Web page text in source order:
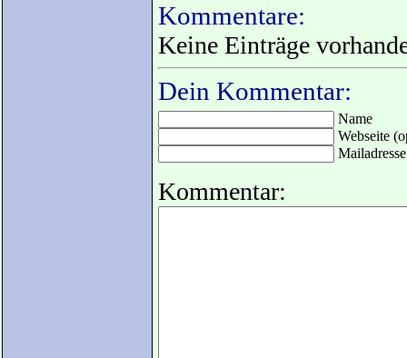
Kommentare:
Keine Einträge
Dein Kommentar:
Name
Webseite
Kommentar: